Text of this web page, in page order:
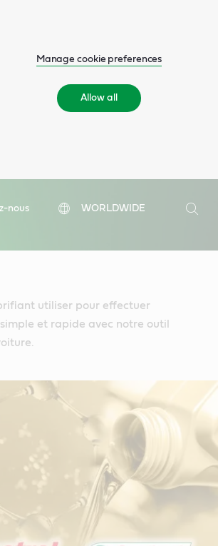
Manage cookie preferences
Allow all
nous
WORLDWIDE
Search
utiliser pour effectuer
et rapide avec notre outil